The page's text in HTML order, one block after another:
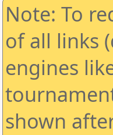
Note: To
of all links
engines
shown